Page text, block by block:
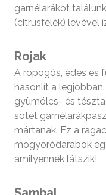
garnélarákot
(citrusfélék) levével
Rojak
A ropogós, édes és
hasonlít a
gyümölcs- és
sötét
mártanak. Ez a
mogyoródarabok
amilyennek látszik!